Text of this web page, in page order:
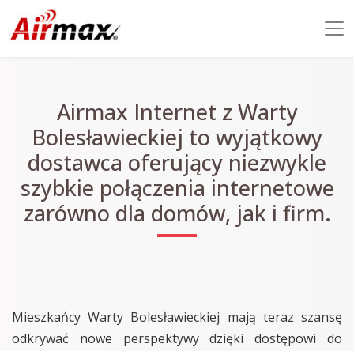
Airmax Internet z Warty
Bolesławieckiej to wyjątkowy
dostawca oferujący niezwykle
szybkie połączenia internetowe
zarówno dla domów, jak i firm.
Mieszkańcy Warty Bolesławieckiej mają teraz szansę
odkrywać nowe perspektywy dzięki dostępowi do